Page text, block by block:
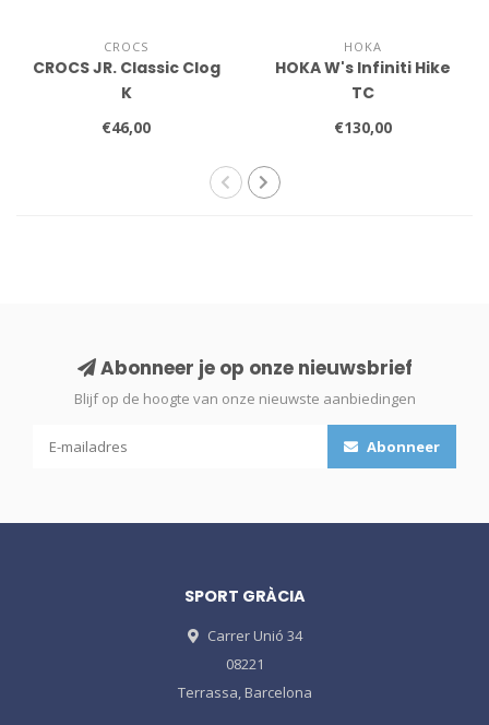
CROCS
CROCS JR. Classic Clog
K
€46,00
HOKA
HOKA W's Infiniti Hike
TC
€130,00
Abonneer je op onze nieuwsbrief
Blijf op de hoogte van onze nieuwste aanbiedingen
Abonneer
SPORT GRÀCIA
Carrer Unió 34
08221
Terrassa, Barcelona